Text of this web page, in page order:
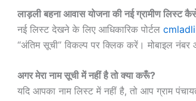
लाड़ली बहना आवास योजना की नई ग्रामीण लिस्ट
नई लिस्ट देखने के लिए आधिकारिक पोर्टल
“अंतिम सूची” विकल्प पर क्लिक करें। मोबाइल
अगर मेरा नाम सूची में नहीं है तो क्या करूँ?
यदि आपका नाम लिस्ट में नहीं है, तो आप ग्राम